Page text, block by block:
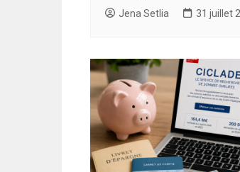
Jena Setlia 31 juillet